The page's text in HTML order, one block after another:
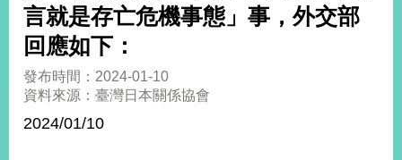
總
合
外
交
價
值
言就是存亡危機事態」事，外交部
回應如下：
發布時間：2024-01-10
資料來源：臺灣日本關係協會
2024/01/10